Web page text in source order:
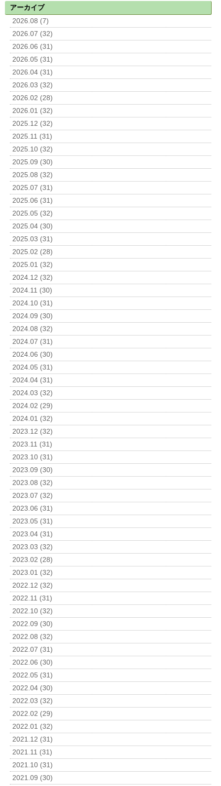
アーカイブ
2026.08 (7)
2026.07 (32)
2026.06 (31)
2026.05 (31)
2026.04 (31)
2026.03 (32)
2026.02 (28)
2026.01 (32)
2025.12 (32)
2025.11 (31)
2025.10 (32)
2025.09 (30)
2025.08 (32)
2025.07 (31)
2025.06 (31)
2025.05 (32)
2025.04 (30)
2025.03 (31)
2025.02 (28)
2025.01 (32)
2024.12 (32)
2024.11 (30)
2024.10 (31)
2024.09 (30)
2024.08 (32)
2024.07 (31)
2024.06 (30)
2024.05 (31)
2024.04 (31)
2024.03 (32)
2024.02 (29)
2024.01 (32)
2023.12 (32)
2023.11 (31)
2023.10 (31)
2023.09 (30)
2023.08 (32)
2023.07 (32)
2023.06 (31)
2023.05 (31)
2023.04 (31)
2023.03 (32)
2023.02 (28)
2023.01 (32)
2022.12 (32)
2022.11 (31)
2022.10 (32)
2022.09 (30)
2022.08 (32)
2022.07 (31)
2022.06 (30)
2022.05 (31)
2022.04 (30)
2022.03 (32)
2022.02 (29)
2022.01 (32)
2021.12 (31)
2021.11 (31)
2021.10 (31)
2021.09 (30)